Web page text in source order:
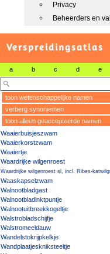
Privacy
Beheerders en
Verspreidingsatlas
a b c d e
toon wetenschappelijke namen
verberg synoniemen
toon alleen geaccepteerde namen
Waaierbuisjeszwam
Waaierkorstzwam
Waaiertje
Waardrijke wilgenroest
Waardrijke wilgenroest sl, incl. Ribes-
Waaskapselzwam
Walnootbladgast
Walnootbladinktpuntje
Walnootuitbreekkogeltje
Walstrobladschijfje
Walstromeeldauw
Wandelstokrijpkelkje
Wandplaatjeskniksteeltje